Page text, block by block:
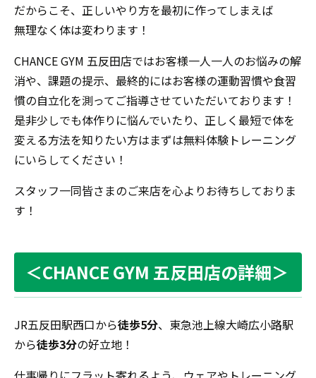
だからこそ、正しいやり方を最初に作ってしまえば
無理なく体は変わります！
CHANCE GYM 五反田店ではお客様一人一人のお悩みの解
消や、課題の提示、最終的にはお客様の運動習慣や食習
慣の自立化を測ってご指導させていただいております！
是非少しでも体作りに悩んでいたり、正しく最短で体を
変える方法を知りたい方はまずは無料体験トレーニング
にいらしてください！
スタッフ一同皆さまのご来店を心よりお待ちしておりま
す！
＜CHANCE GYM 五反田店の詳細＞
JR五反田駅西口から徒歩5分、東急池上線大崎広小路駅
から徒歩3分の好立地！